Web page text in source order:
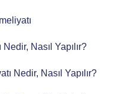
Nasıl Yapılır?
Nedir, Nasıl Yapılır?